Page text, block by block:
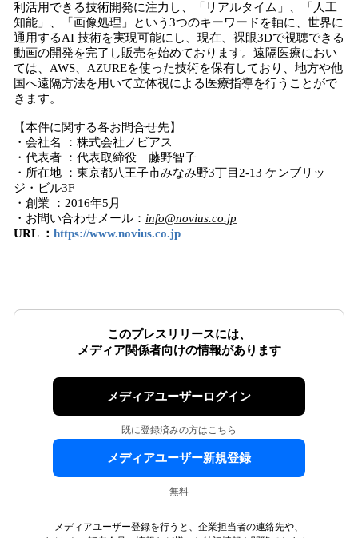
利活用できる技術開発に注力し、「リアルタイム」、「人工
知能」、「画像処理」という3つのキーワードを軸に、世界に
通用するAI 技術を実現可能にし、現在、裸眼3Dで視聴できる
動画の開発を完了し販売を始めております。遠隔医療におい
ては、AWS、AZUREを使った技術を保有しており、地方や他
国へ遠隔方法を用いて立体視による医療指導を行うことがで
きます。
【本件に関する各お問合せ先】
・会社名 ：株式会社ノビアス
・代表者 ：代表取締役 藤野智子
・所在地 ：東京都八王子市みなみ野3丁目2-13 ケンブリッ
ジ・ビル3F
・創業 ：2016年5月
・お問い合わせメール： info@novius.co.jp
URL ： https://www.novius.co.jp
このプレスリリースには、
メディア関係者向けの情報があります
メディアユーザーログイン
既に登録済みの方はこちら
メディアユーザー新規登録
無料
メディアユーザー登録を行うと、企業担当者の連絡先や、